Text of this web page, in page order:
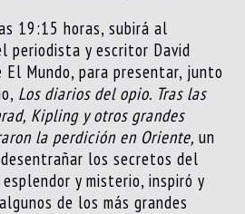
19:15 horas, subirá al
periodista y escritor David
El Mundo, para presentar, junto
Los diarios del opio. Tras las
Kipling y otros grandes
la perdición en Oriente,un
los secretos del
y misterio, inspiró y
de los más grandes